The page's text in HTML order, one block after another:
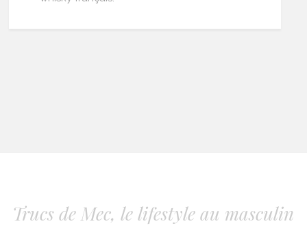
Trucs de Mec, le lifestyle au masculin